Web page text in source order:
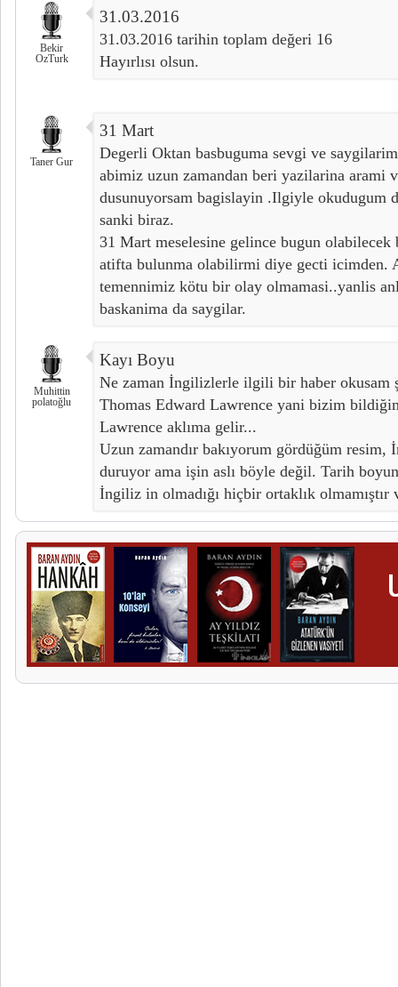
Bekir
OzTurk
31.03.2016
31.03.2016 tarihin toplam değeri 16
Hayırlısı olsun.
Taner Gur
31 Mart
Degerli Oktan basbuguma sevgi ve
abimiz uzun zamandan beri yazilarina arami
dusunuyorsam bagislayin .Ilgiyle okudugum
sanki biraz.
31 Mart meselesine gelince bugun
atifta bulunma olabilirmi diye gecti icimden.
temennimiz kötu bir olay olmamasi..yanlis
baskanima da saygilar.
Muhittin
polatoğlu
Kayı Boyu
Ne zaman İngilizlerle ilgili bir haber okusam
Thomas Edward Lawrence yani bizim
Lawrence aklıma gelir...
Uzun zamandır bakıyorum gördüğüm resim,
duruyor ama işin aslı böyle değil. Tarih
İngiliz in olmadığı hiçbir ortaklık olmamıştır